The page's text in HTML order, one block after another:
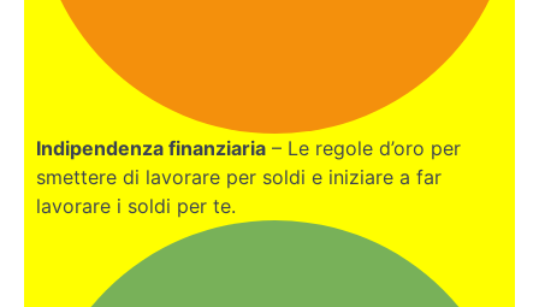
Indipendenza finanziaria – Le regole d’oro per
smettere di lavorare per soldi e iniziare a far
lavorare i soldi per te.